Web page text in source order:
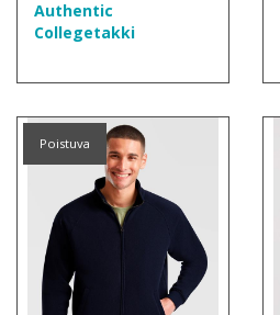
Authentic
Collegetakki
Poistuva